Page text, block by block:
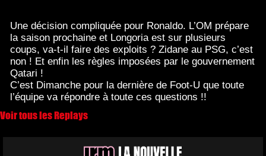
Une décision compliquée pour Ronaldo. L’OM prépare
la saison prochaine et Longoria est sur plusieurs
coups, va-t-il faire des exploits ? Zidane au PSG, c’est
non ! Et enfin les règles imposées par le gouvernement
Qatari !
C’est Dimanche pour la dernière de Foot-U que toute
l’équipe va répondre à toute ces questions !!
Voir tous les Replays